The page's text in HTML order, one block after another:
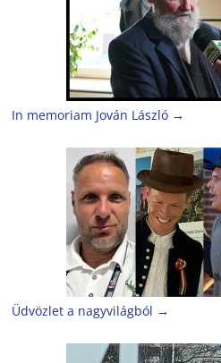
In memoriam Jován László →
Üdvözlet a nagyvilágból →